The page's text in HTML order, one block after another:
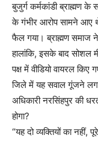
बुजुर्ग कर्मकांडी ब्राह्मण
के गंभीर आरोप सामने आए
फैल गया। ब्राह्मण समाज
हालांकि, इसके बाद सोशल
पक्ष में वीडियो वायरल
जिले में यह सवाल गूंजने
अधिकारी नरसिंहपुर की
होगा?
“यह दो व्यक्तियों का नहीं,